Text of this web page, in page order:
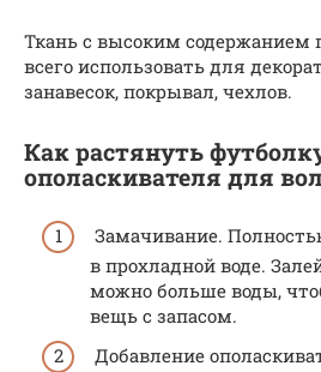
Ткань с высоким содержанием
всего использовать для
занавесок, покрывал, чехлов.
Как растянуть
ополаскивателя для
Замачивание.
в прохладной воде.
можно больше воды,
вещь с запасом.
Добавление